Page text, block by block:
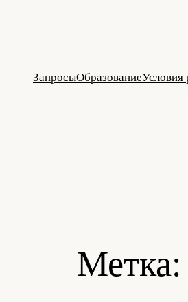
ЗапросыОбразованиеУсловия
Метка: